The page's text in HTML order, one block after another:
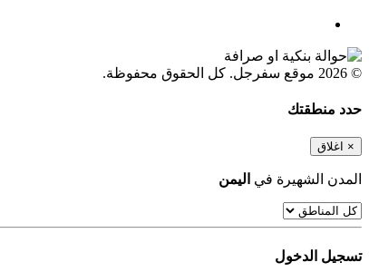
© 2026 موقع سفرجل. كل الحقوق محفوظة.
حدد منطقتك
× اغلاق
المدن الشهيرة في اليمن
تسجيل الدخول